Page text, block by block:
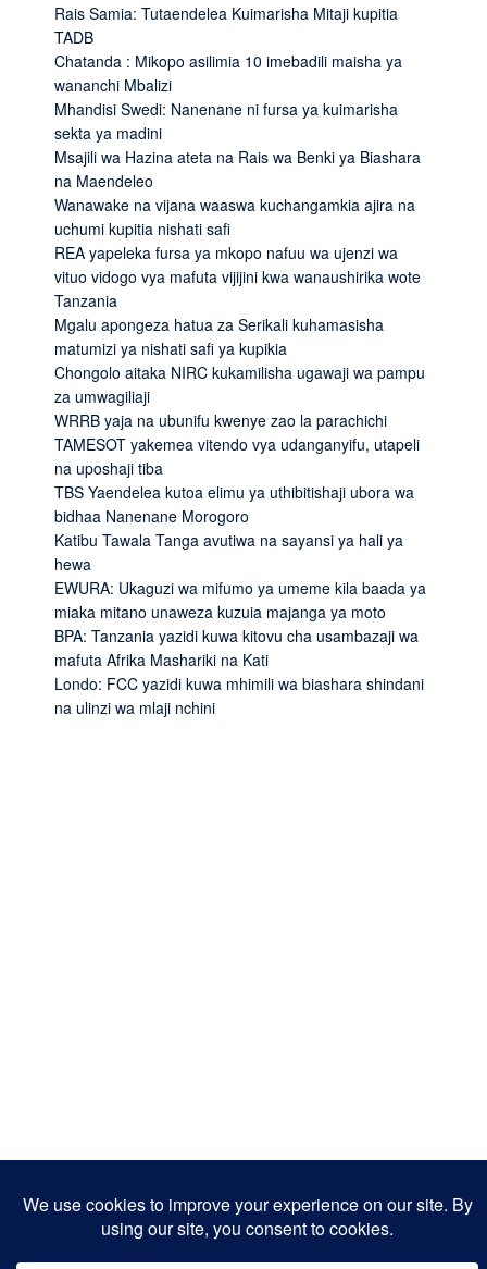
Rais Samia: Tutaendelea Kuimarisha Mitaji kupitia
TADB
Chatanda : Mikopo asilimia 10 imebadili maisha ya
wananchi Mbalizi
Mhandisi Swedi: Nanenane ni fursa ya kuimarisha
sekta ya madini
Msajili wa Hazina ateta na Rais wa Benki ya Biashara
na Maendeleo
Wanawake na vijana waaswa kuchangamkia ajira na
uchumi kupitia nishati safi
REA yapeleka fursa ya mkopo nafuu wa ujenzi wa
vituo vidogo vya mafuta vijijini kwa wanaushirika wote
Tanzania
Mgalu apongeza hatua za Serikali kuhamasisha
matumizi ya nishati safi ya kupikia
Chongolo aitaka NIRC kukamilisha ugawaji wa pampu
za umwagiliaji
WRRB yaja na ubunifu kwenye zao la parachichi
TAMESOT yakemea vitendo vya udanganyifu, utapeli
na uposhaji tiba
TBS Yaendelea kutoa elimu ya uthibitishaji ubora wa
bidhaa Nanenane Morogoro
Katibu Tawala Tanga avutiwa na sayansi ya hali ya
hewa
EWURA: Ukaguzi wa mifumo ya umeme kila baada ya
miaka mitano unaweza kuzuia majanga ya moto
BPA: Tanzania yazidi kuwa kitovu cha usambazaji wa
mafuta Afrika Mashariki na Kati
Londo: FCC yazidi kuwa mhimili wa biashara shindani
na ulinzi wa mlaji nchini